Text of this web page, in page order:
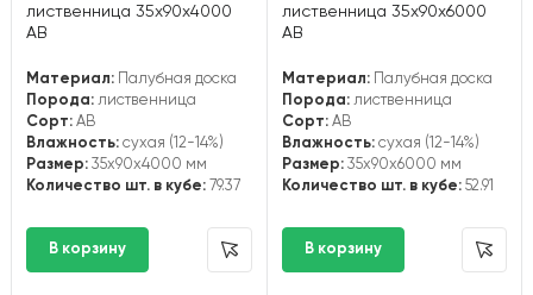
лиственница 35х90х4000
АВ
Материал: Палубная доска
Порода: лиственница
Сорт: АВ
Влажность: сухая (12-14%)
Размер: 35x90x4000 мм
Количество шт. в кубе: 79.37
лиственница 35х90х6000
АВ
Материал:Палубная доска
Порода:лиственница
Сорт:АВ
Влажность:сухая (12-14%)
Размер:35x90x6000 мм
Количество шт. в кубе:52.91